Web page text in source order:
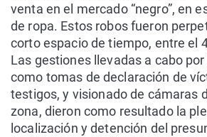
venta en el mercado “negro”, en
de ropa. Estos robos fueron
corto espacio de tiempo, entre el
Las gestiones llevadas a cabo
como tomas de declaración de
testigos, y visionado de cámaras
zona, dieron como resultado la
localización y detención del